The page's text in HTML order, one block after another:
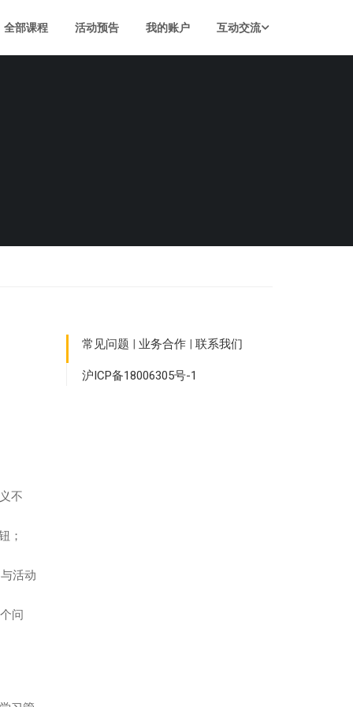
全部课程 活动预告 我的账户 互动交流
不
；
活动
问
常见问题 | 业务合作 | 联系我们
沪ICP备18006305号-1